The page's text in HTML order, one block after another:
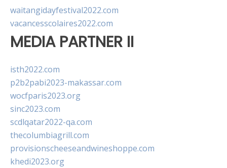
waitangidayfestival2022.com
vacancesscolaires2022.com
MEDIA PARTNER II
isth2022.com
p2b2pabi2023-makassar.com
wocfparis2023.org
sinc2023.com
scdlqatar2022-qa.com
thecolumbiagrill.com
provisionscheeseandwineshoppe.com
khedi2023.org